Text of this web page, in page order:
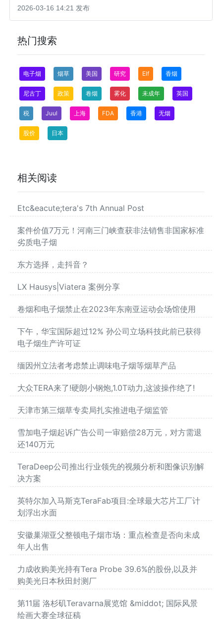
2026-03-16 14:21 发布
热门搜索
电子烟 烟草 美国 研究 Elf 香烟
尼古丁 政策 卷烟 雾化 未成年 英国
税 Juul 上海 FDA 香港 无烟
股价 日本
相关阅读
Etc&eacute;tera's 7th Annual Post
案件价值7万元！河南三门峡查获非法销售非国家标准
劣质电子烟
东方选择，走抖音？
LX Hausys|Viatera 案例分享
卷烟和电子烟禁止在2023年东南亚运动会场馆使用
下午，华宝国际超过12% 孙公司立场科技此前已获得
电子烟生产许可证
缅因州立法者考虑禁止调味电子烟等烟草产品
大众TERA来了!硬朗小钢炮,1.0T动力,这波操作绝了!
天津市第三烟草专卖局扎实推进电子烟监管
雪加电子烟起诉广告公司一审赔偿28万元，对方需退
还140万元
TeraDeep公司推出行业领先的视频分析和图像识别解
决方案
英特尔加入马斯克TeraFab项目:全球最大芯片工厂计
划浮出水面
安徽巢湖亚父整顿电子烟市场：重点检查是否向未成
年人出售
力成收购美光持有Tera Probe 39.6%的股份,以及并
购美光日本秋田封测厂
第11届 洛杉矶Teravarna展览馆 &middot; 国际风景
绘画大赛全球征稿